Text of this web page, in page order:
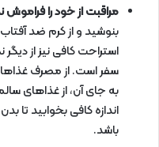
مراقبت از خود را فراموش
بنوشید و از کرم ضد
استراحت کافی نیز از
سفر است. از مصرف
به جای آن، از غذاهای
اندازه کافی بخوابید تا
باشد.